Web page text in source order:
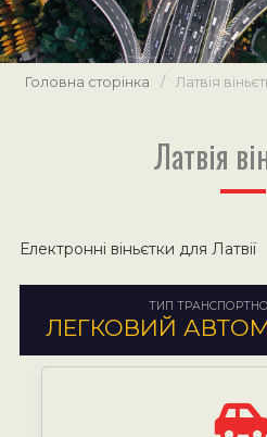
Головна сторінка / Латвія
Латвія
Електронні віньєтки для Латвії
ТИП
ЛЕГКОВИЙ